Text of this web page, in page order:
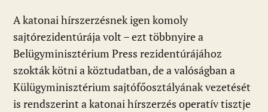
A katonai hírszerzésnek igen komoly
sajtórezidentúrája volt – ezt többnyire a
Belügyminisztérium Press rezidentúrájához
szokták kötni a köztudatban, de a valóságban a
Külügyminisztérium sajtófőosztályának vezetését
is rendszerint a katonai hírszerzés operatív tisztje